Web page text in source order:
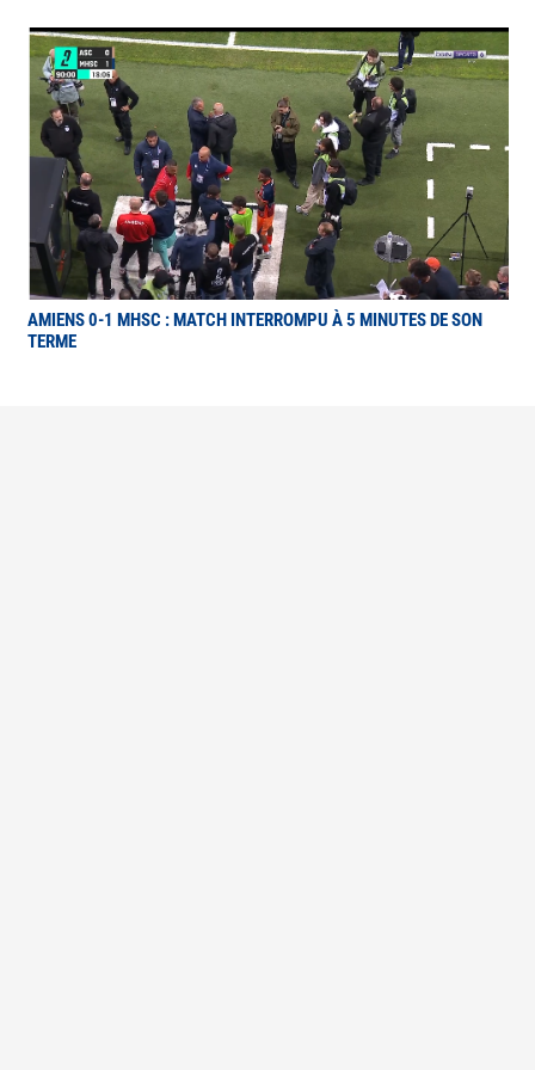
AMIENS 0-1 MHSC : MATCH INTERROMPU À 5 MINUTES DE SON
TERME